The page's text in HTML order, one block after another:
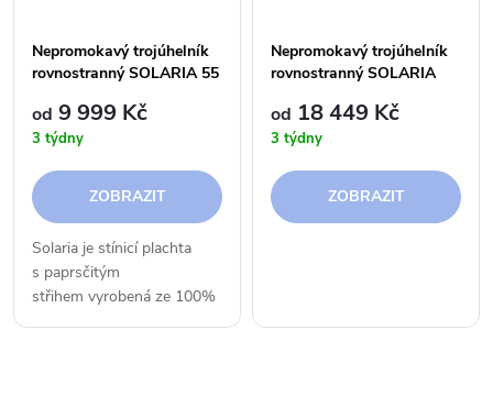
Nepromokavý trojúhelník
rovnostranný SOLARIA 55
od 9 999 Kč
3 týdny
ZOBRAZIT
Solaria je stínicí plachta
s paprsčitým
střihem vyrobená ze 100%
Nepromokavý trojúhelník
rovnostranný SOLARIA
od 18 449 Kč
3 týdny
ZOBRAZIT